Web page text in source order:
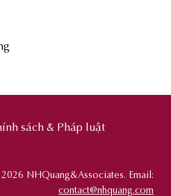
sách & Pháp luật
NHQuang&Associates. Email:
contact@nhquang.com